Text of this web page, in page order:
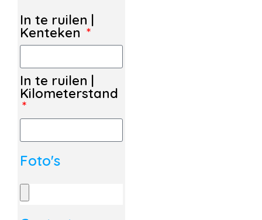
In te ruilen |
Kenteken
In te ruilen |
Kilometerstand
Foto's